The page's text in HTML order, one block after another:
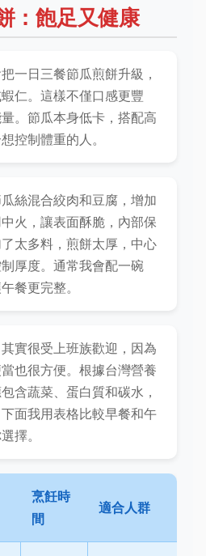
：飽足又健康
一日三餐節瓜煎餅升級，
仁。這樣不僅口感更豐
。節瓜本身低卡，搭配高
控制體重的人。
絲混合絞肉和豆腐，增加
火，讓表面酥脆，內部保
太多料，煎餅太厚，中心
厚度。通常我會配一碗
餐更完整。
實很受上班族歡迎，因為
也很方便。根據台灣營養
含蔬菜、蛋白質和碳水，
面我用表格比較早餐和午
擇。
烹飪時
間
適合人群